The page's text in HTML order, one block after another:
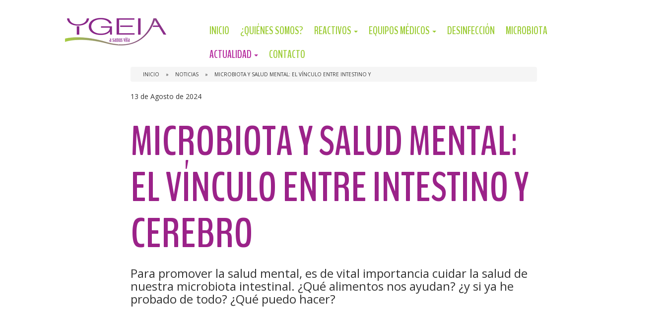
INICIO ¿QUIÉNES SOMOS? REACTIVOS EQUIPOS MÉDICOS DESINFECCIÓN
MICROBIOTA
ACTUALIDAD
CONTACTO
INICIO » NOTICIAS » MICROBIOTA Y SALUD MENTAL: EL VÍNCULO ENTRE INTESTINO Y
13 de Agosto de 2024
MICROBIOTA Y SALUD MENTAL:
EL VÍNCULO ENTRE INTESTINO Y
CEREBRO
Para promover la salud mental, es de vital importancia cuidar la salud de
nuestra microbiota intestinal. ¿Qué alimentos nos ayudan? ¿y si ya he
probado de todo? ¿Qué puedo hacer?